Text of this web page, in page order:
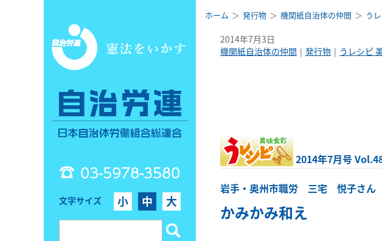
03-5978-3580
文字サイズ 小 中 大
ホーム 発行物 機関紙自治体の仲間 う
2014年7月3日
機関紙自治体の仲間
発行物 うレシピ
2014年7月号
岩手・奥州市職労 三宅 悦子さん
かみかみ和え